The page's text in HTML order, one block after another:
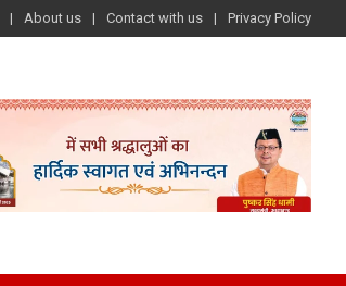
About us Contact with us Privacy Policy